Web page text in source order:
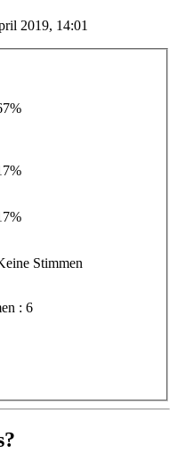
2019, 14:01
Stimmen
: 6